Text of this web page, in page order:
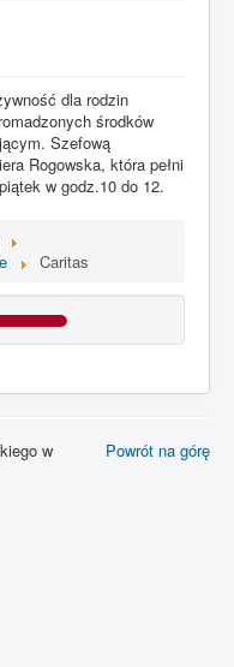
KONTAKT
dla rodzin
środków
Szefową
Rogowska, która pełni
w godz.10 do 12.
Caritas
Powrót na górę
w